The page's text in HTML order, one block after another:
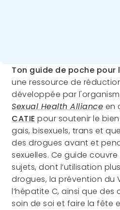
Ton guide de poche pour
une ressource de
développée par
Sexual Health Alliance en
CATIE pour soutenir le
gais, bisexuels, trans et
des drogues avant et
sexuelles. Ce guide
sujets, dont l’utilisation
drogues, la prévention du
l’hépatite C, ainsi que des
soin de soi et faire la fête